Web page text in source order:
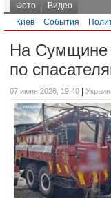
Фото
Видео
Киев
События
На Сумщине
по
07 июня 2026, 19:40